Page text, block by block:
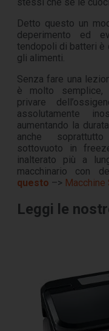
Detto questo un
deperimento ed
tendopoli di batteri è
gli alimenti.
Senza fare una
è molto semplice,
privare
assolutamente
aumentando la
anche soprattutto
sottovuoto in
inalterato più a
macchinario con
questo –> Macchine
Leggi le